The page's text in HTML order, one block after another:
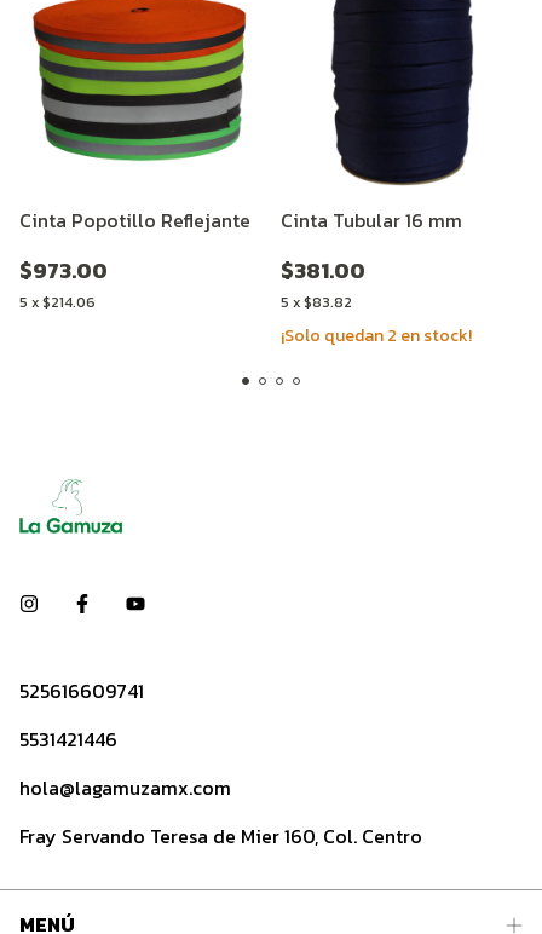
Cinta Popotillo Reflejante
$973.00
5 x$214.06
Cinta Tubular 16 mm
$381.00
5 x$83.82
¡Solo quedan2 en stock!
525616609741
5531421446
hola@lagamuzamx.com
Fray Servando Teresa de Mier 160, Col. Centro
MENÚ